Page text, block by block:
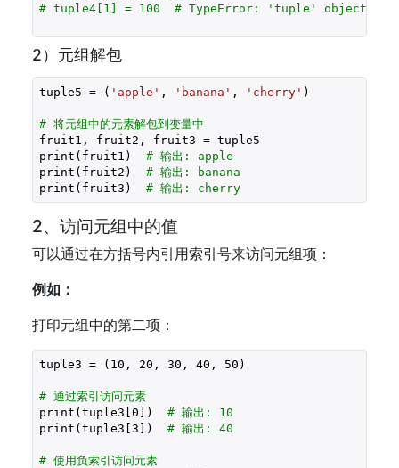
# tuple4[1] = 100  # TypeError: 'tuple' object
2）元组解包
tuple5 = ( 'apple' , 'banana' , 'cherry' )
# 将元组中的元素解包到变量中
fruit1, fruit2, fruit3 = tuple5
print(fruit1) # 输出: apple
print(fruit2) # 输出: banana
print(fruit3) # 输出: cherry
2、访问元组中的值
可以通过在方括号内引用索引号来访问元组项：
例如：
打印元组中的第二项：
tuple3 = ( 10 , 20 , 30 , 40 , 50 )
# 通过索引访问元素
print(tuple3[0 ]) # 输出: 10
print(tuple3[3 ]) # 输出: 40
# 使用负索引访问元素